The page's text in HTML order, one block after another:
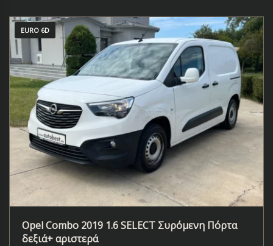
EURO 6D
Opel Combo 2019 1.6 SELECT Συρόμενη Πόρτα
δεξιά+ αριστερά